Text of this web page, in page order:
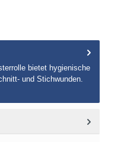
bietet hygienische
und Stichwunden.